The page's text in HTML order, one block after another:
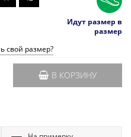
Идут размер в
размер
свой размер?
В КОРЗИНУ